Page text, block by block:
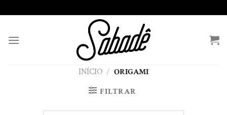
to
INÍCIO / ORIGAMI
FILTRAR